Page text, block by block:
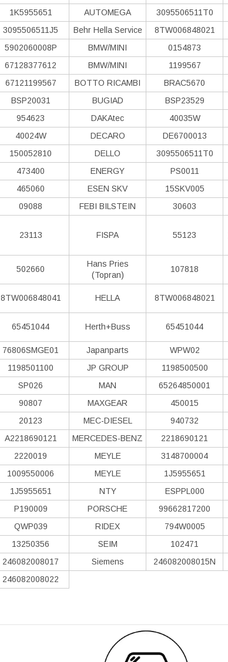
1K5955651 AUTOMEGA 3095506511T0
3095506511J5 Behr Hella Service 8TW006848021
5902060008P BMW/MINI 0154873
67128377612 BMW/MINI 1199567
67121199567 BOTTO RICAMBI BRAC5670
BSP20031 BUGIAD BSP23529
954623 DAKAtec 40035W
40024W DECARO DE6700013
150052810 DELLO 3095506511T0
473400 ENERGY PS0011
465060 ESEN SKV 15SKV005
09088 FEBI BILSTEIN 30603
23113 FISPA 55123
502660
Hans Pries
(Topran)
107818
8TW006848041 HELLA 8TW006848021
65451044 Herth+Buss 65451044
76806SMGE01 Japanparts WPW02
1198501100 JP GROUP 1198500500
SP026 MAN 65264850001
90807 MAXGEAR 450015
20123 MEC-DIESEL 940732
A2218690121 MERCEDES-BENZ 2218690121
2220019 MEYLE 3148700004
1009550006 MEYLE 1J5955651
1J5955651 NTY ESPPL000
P190009 PORSCHE 99662817200
QWP039 RIDEX 794W0005
13250356 SEIM 102471
246082008017 Siemens 246082008015N
246082008022